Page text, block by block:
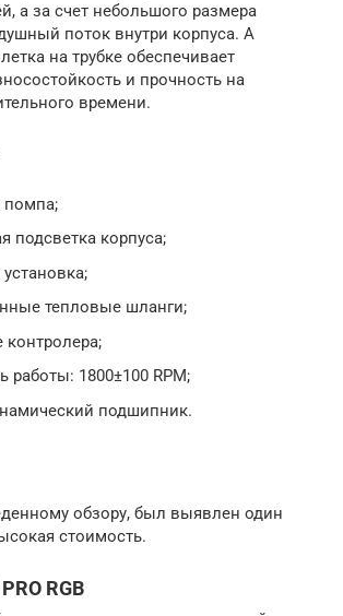
а за счет небольшого размера
поток внутри корпуса. А
на трубке обеспечивает
и прочность на
времени.
подсветка корпуса;
тепловые шланги;
контролера;
работы: 1800±100 RPM;
подшипник.
обзору, был выявлен один
стоимость.
RGB